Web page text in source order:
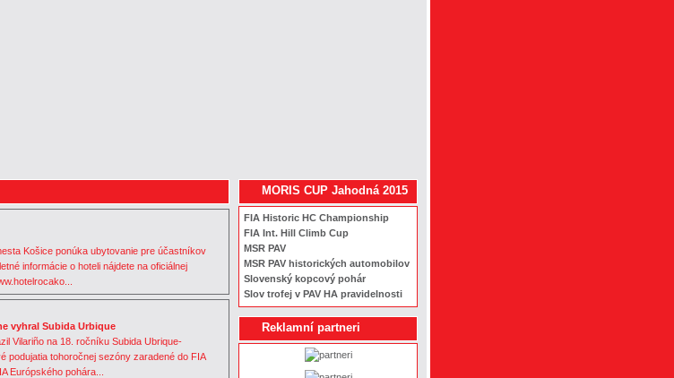
Košice ponúka ubytovanie pre účastníkov
informácie o hoteli nájdete na oficiálnej
vyhral Subida Urbique
Vilariño na 18. ročníku Subida Ubrique-
podujatia tohoročnej sezóny zaradené do FIA
Európského pohára...
MORIS CUP Jahodná 2015
FIA Historic HC Championship
FIA Int. Hill Climb Cup
MSR PAV
MSR PAV historických automobilov
Slovenský kopcový pohár
Slov trofej v PAV HA pravidelnosti
Reklamní partneri